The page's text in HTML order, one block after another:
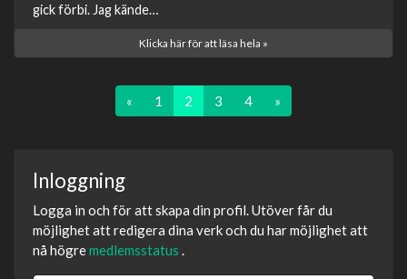
gick förbi. Jag kände…
Klicka här för att läsa hela »
« 1 2 3 4 »
Inloggning
Logga in och för att skapa din profil. Utöver får du
möjlighet att redigera dina verk och du har möjlighet att
nå högremedlemsstatus .